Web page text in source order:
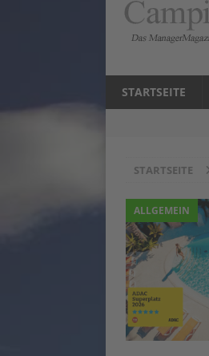
STARTSEITE
STARTSEITE
ALLGEMEIN